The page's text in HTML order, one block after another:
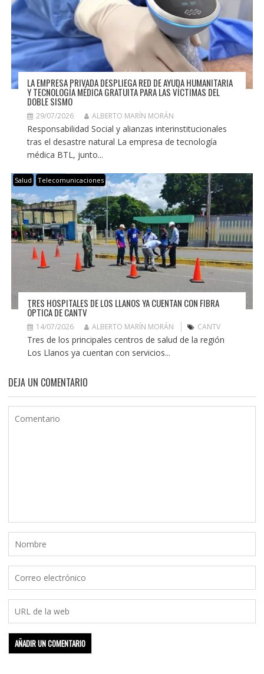
LA EMPRESA PRIVADA DESPLIEGA RED DE AYUDA HUMANITARIA
Y TECNOLOGÍA MÉDICA GRATUITA PARA LAS VÍCTIMAS DEL
DOBLE SISMO
29/07/2026 ALBERTO MARÍN MORÁN
Responsabilidad Social y alianzas interinstitucionales
tras el desastre natural La empresa de tecnología
médica BTL, junto...
Salud Telecomunicaciones
TRES HOSPITALES DE LOS LLANOS YA CUENTAN CON FIBRA
ÓPTICA DE CANTV
14/07/2026 ALBERTO MARÍN MORÁN CANTV
Tres de los principales centros de salud de la región
Los Llanos ya cuentan con servicios...
DEJA UN COMENTARIO